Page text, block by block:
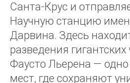
Санта-Крус и
Научную станцию
Дарвина. Здесь
разведения
Фаусто Льерена —
мест, где сохраняют